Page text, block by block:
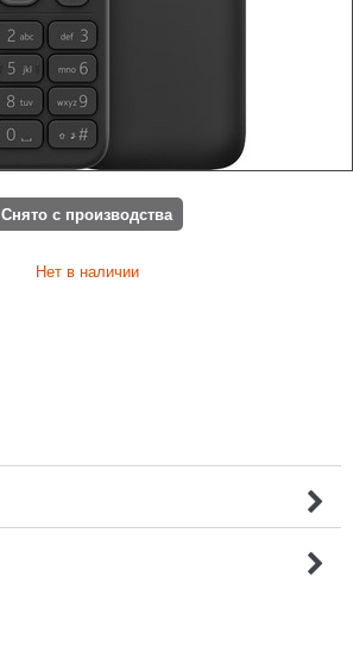
Снято с производства
Нет в наличии